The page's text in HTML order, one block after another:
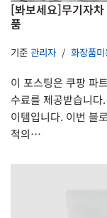
[봐보세요]무기자
품
기준 관리자 화장품
이 포스팅은 쿠팡 파
수료를 제공받습니
이템입니다. 이번 블
적의…